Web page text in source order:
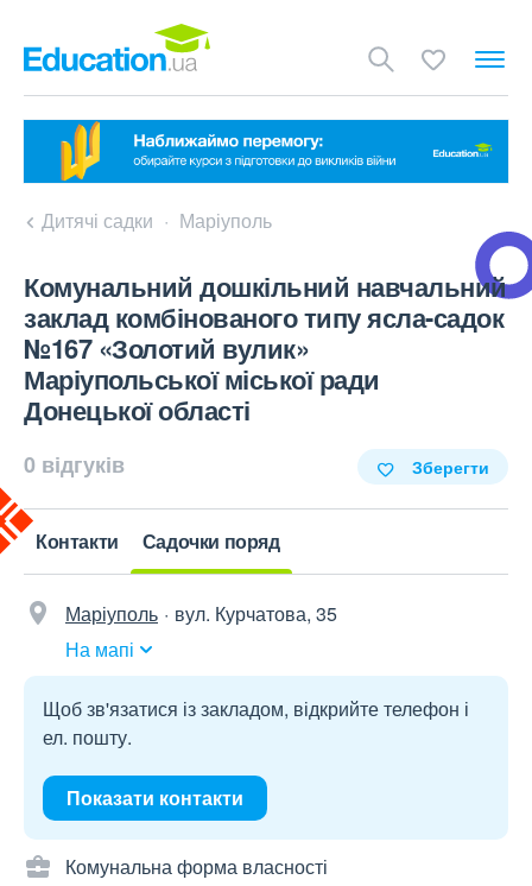
Дитячі садки Маріуполь
Комунальний дошкільний навчальний
заклад комбінованого типу ясла-садок
№167 «Золотий вулик»
Маріупольської міської ради
Донецької області
0 відгуків Зберегти
Контакти Садочки поряд
Маріуполь
вул. Курчатова, 35
На мапі
Щоб зв'язатися із закладом, відкрийте телефон і
ел. пошту.
Показати контакти
Комунальна форма власності